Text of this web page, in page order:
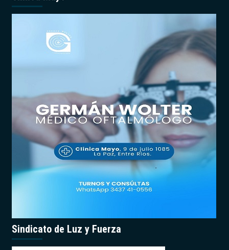
Sindicato de Luz y Fuerza